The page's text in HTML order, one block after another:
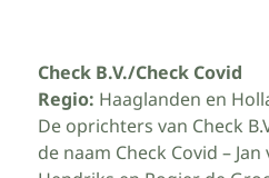
Check B.V./Check Covid
Regio: Haaglanden en
De oprichters van Check
de naam Check Covid –